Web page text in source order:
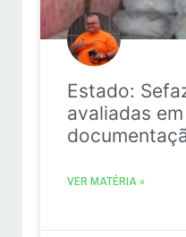
Estado:
avaliadas
VER MATÉRIA »